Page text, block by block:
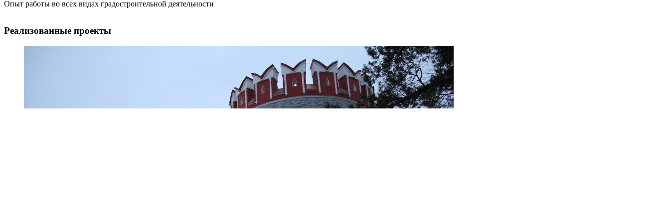
Опыт работы во всех видах градостроительной деятельности
Реализованные проекты